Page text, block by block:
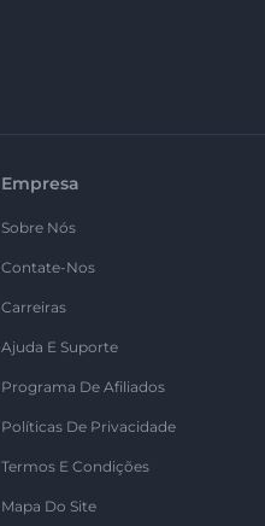
Empresa
Sobre Nós
Contate-Nos
Carreiras
Ajuda E Suporte
Programa De Afiliados
Políticas De Privacidade
Termos E Condições
Mapa Do Site